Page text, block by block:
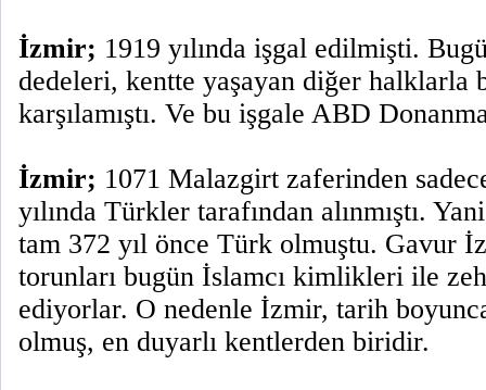
İzmir; 1919 yılında işgal edilmişti.
dedeleri, kentte yaşayan diğer
karşılamıştı. Ve bu işgale ABD
İzmir; 1071 Malazgirt zaferinden
yılında Türkler tarafından alınmıştı.
tam 372 yıl önce Türk olmuştu. Gavur
torunları bugün İslamcı kimlikleri ile
ediyorlar. O nedenle İzmir, tarih
olmuş, en duyarlı kentlerden biridir.